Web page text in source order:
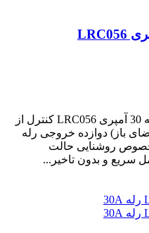
خرید دستگاه کنترل ریموتی 12 کاناله 30 آمپری LRC056 کنترل از
فاصله 70 متری (فضای باز) دوازده خروجی رله
و بسته 30 آمپری مخصوص روشنایی حالت
سریع و بدون تاخیر...